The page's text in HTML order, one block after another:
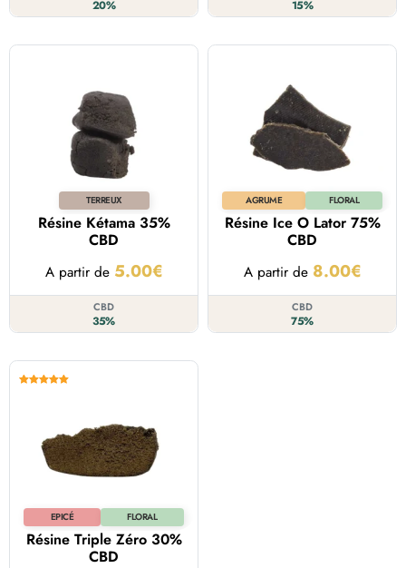
20% 15%
TERREUX
Résine Kétama 35%
CBD
A partir de 5.00€
CBD
35%
AGRUME FLORAL
Résine Ice O Lator 75%
CBD
A partir de 8.00€
CBD
75%
EPICÉ FLORAL
Résine Triple Zéro 30%
CBD